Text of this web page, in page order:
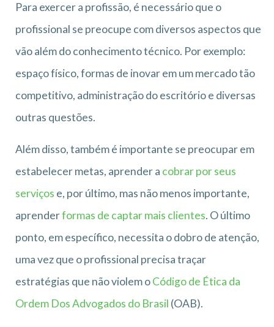
Para exercer a profissão, é necessário que o
profissional se preocupe com diversos aspectos que
vão além do conhecimento técnico. Por exemplo:
espaço físico, formas de inovar em um mercado tão
competitivo, administração do escritório e diversas
outras questões.
Além disso, também é importante se preocupar em
estabelecer metas, aprender a cobrar por seus
serviços e, por último, mas não menos importante,
aprenderformas de captar mais clientes. O último
ponto, em específico, necessita o dobro de atenção,
uma vez que o profissional precisa traçar
estratégias que não violem oCódigo de Ética da
Ordem Dos Advogados do Brasil (OAB).